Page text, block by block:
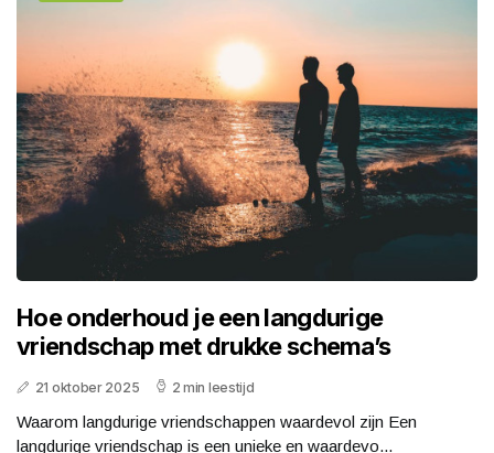
Hoe onderhoud je een langdurige
vriendschap met drukke schema’s
21 oktober 2025 2 min leestijd
Waarom langdurige vriendschappen waardevol zijn Een
langdurige vriendschap is een unieke en waardevo...